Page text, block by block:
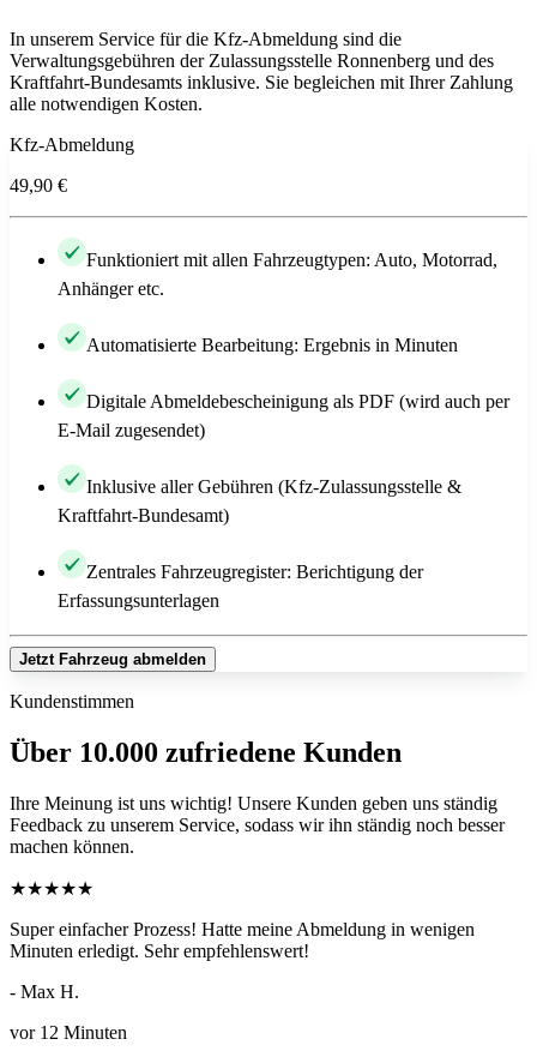
In unserem Service für die Kfz-Abmeldung sind die
Verwaltungsgebühren der Zulassungsstelle Ronnenberg und des
Kraftfahrt-Bundesamts inklusive. Sie begleichen mit Ihrer Zahlung
alle notwendigen Kosten.
Kfz-Abmeldung
49,90 €
Funktioniert mit allen Fahrzeugtypen: Auto, Motorrad,
Anhänger etc.
Automatisierte Bearbeitung: Ergebnis in Minuten
Digitale Abmeldebescheinigung als PDF (wird auch per
E-Mail zugesendet)
Inklusive aller Gebühren (Kfz-Zulassungsstelle &
Kraftfahrt-Bundesamt)
Zentrales Fahrzeugregister: Berichtigung der
Erfassungsunterlagen
Jetzt Fahrzeug abmelden
Kundenstimmen
Über 10.000 zufriedene Kunden
Ihre Meinung ist uns wichtig! Unsere Kunden geben uns ständig
Feedback zu unserem Service, sodass wir ihn ständig noch besser
machen können.
★★★★★
Super einfacher Prozess! Hatte meine Abmeldung in wenigen
Minuten erledigt. Sehr empfehlenswert!
- Max H.
vor 12 Minuten